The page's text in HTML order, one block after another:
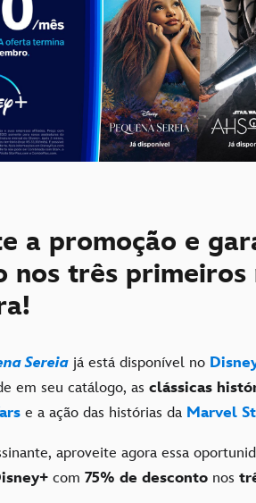
a promoção e
nos três primeiros
Sereia já está disponível no
em seu catálogo, as clássicas
e a ação das histórias da Marvel
aproveite agora essa
com 75% de desconto nos